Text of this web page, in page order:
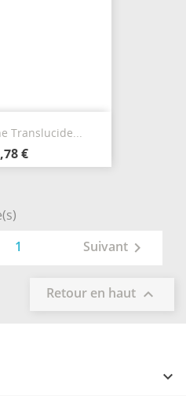
Translucide...
€
1 Suivant 
Retour en haut 
